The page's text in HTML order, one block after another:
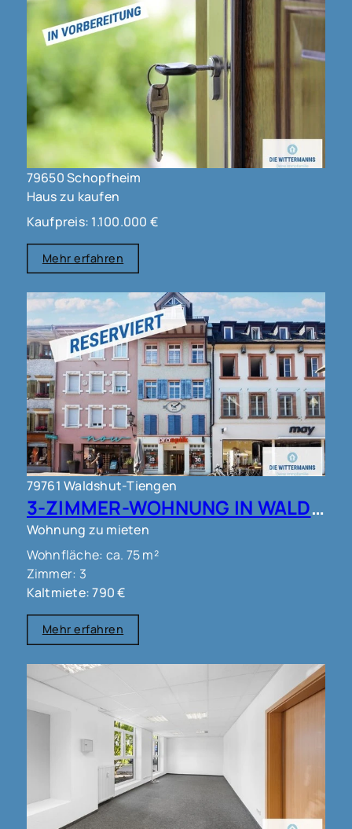
79650 Schopfheim
Haus zu kaufen
Kaufpreis: 1.100.000 €
Mehr erfahren
79761 Waldshut-Tiengen
3-ZIMMER-WOHNUNG IN WALDSHUT !!!
Wohnung zu mieten
Wohnfläche: ca. 75 m²
Zimmer: 3
Kaltmiete: 790 €
Mehr erfahren